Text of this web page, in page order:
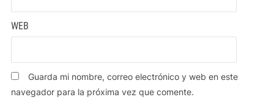
WEB
Guarda mi nombre, correo electrónico y web en este
navegador para la próxima vez que comente.